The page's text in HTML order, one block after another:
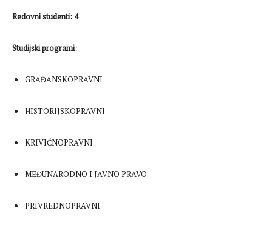
Redovni studenti: 4
Studijski programi:
GRAĐANSKOPRAVNI
HISTORIJSKOPRAVNI
KRIVIČNOPRAVNI
MEĐUNARODNO I JAVNO PRAVO
PRIVREDNOPRAVNI